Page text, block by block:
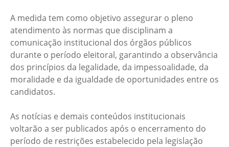
A medida tem como objetivo assegurar o pleno
atendimento às normas que disciplinam a
comunicação institucional dos órgãos públicos
durante o período eleitoral, garantindo a observância
dos princípios da legalidade, da impessoalidade, da
moralidade e da igualdade de oportunidades entre os
candidatos.
As notícias e demais conteúdos institucionais
voltarão a ser publicados após o encerramento do
período de restrições estabelecido pela legislação